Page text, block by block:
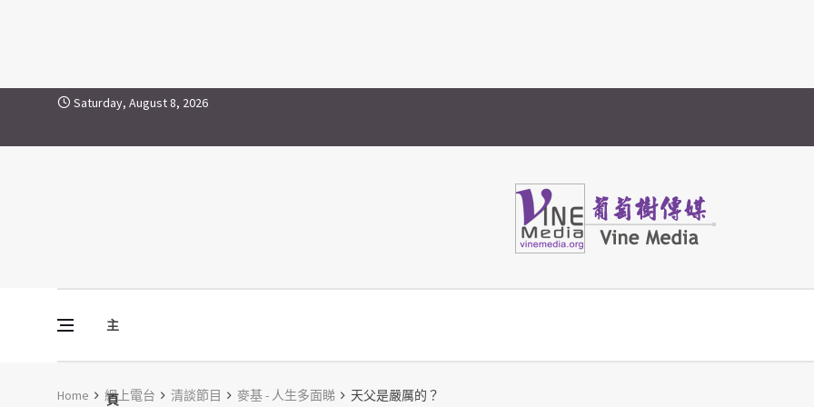
Skip to contentSaturday, August 8, 2026
主
頁
Vine Media
葡萄樹傳媒
Home 網上電台 清談節目 麥基 - 人生多面睇 天父是嚴厲的？